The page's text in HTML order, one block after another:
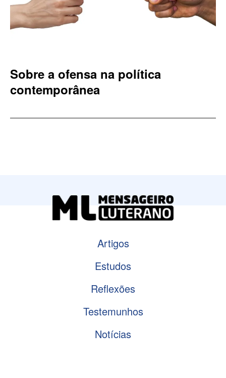
Sobre a ofensa na política
contemporânea
Artigos
Estudos
Reflexões
Testemunhos
Notícias